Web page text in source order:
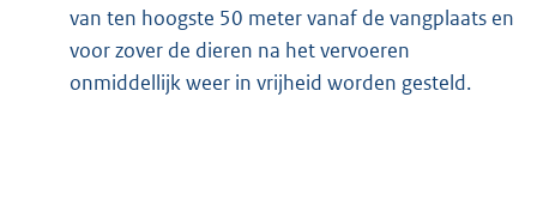
van ten hoogste 50 meter vanaf de vangplaats en
voor zover de dieren na het vervoeren
onmiddellijk weer in vrijheid worden gesteld.